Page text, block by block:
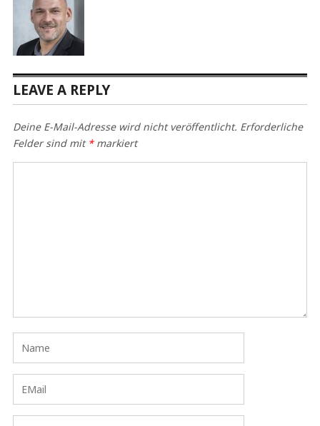
LEAVE A REPLY
Deine E-Mail-Adresse wird nicht veröffentlicht. Erforderliche
Felder sind mit *markiert